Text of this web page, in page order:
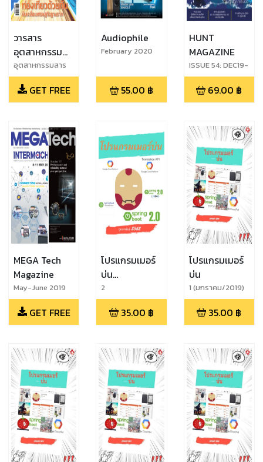
วารสาร
อุตสาหกรรม
สาร
อุตสาหกรรมสาร
GET FREE
Audiophile
February 2020
55.00 ฿
HUNT
MAGAZINE
ISSUE 54: DEC19-
JAN20
69.00 ฿
MEGA Tech
Magazine
May-June 2019
GET FREE
โปรแกรมเมอร์
บ่น
(กุมภาพันธ์/2562)
2
(กุมภาพันธ์/2562)
35.00 ฿
โปรแกรมเมอร์
บ่น
1 (มกราคม/2019)
35.00 ฿